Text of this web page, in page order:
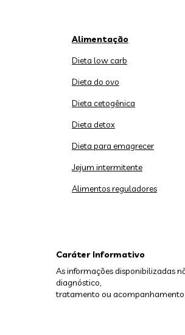
Alimentação
Dieta low carb
Dieta do ovo
Dieta cetogênica
Dieta detox
Dieta para emagrecer
Jejum intermitente
Alimentos reguladores
Caráter Informativo
As informações disponibilizadas
diagnóstico,
tratamento ou acompanhamento